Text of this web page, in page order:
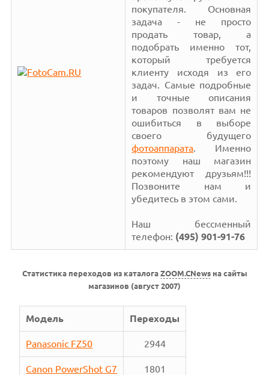
покупателя. Основная
задача - не просто
продать товар, а
подобрать именно тот,
который требуется
клиенту исходя из его
задач. Самые подробные
и точные описания
товаров позволят вам не
ошибиться в выборе
своего будущего
фотоаппарата. Именно
поэтому наш магазин
рекомендуют друзьям!!!
Позвоните нам и
убедитесь в этом сами.
Наш бессменный
телефон: (495) 901-91-76
Статистика переходов из каталога ZOOM.CNewsна сайты
магазинов (август 2007)
Модель Переходы
Panasonic FZ50 2944
Canon PowerShot G7 1801